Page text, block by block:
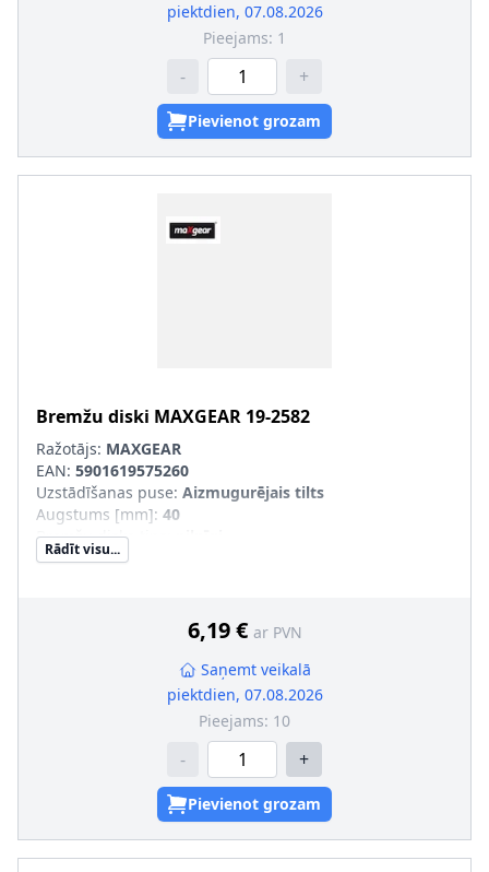
piektdien, 07.08.2026
Pieejams: 1
- +
Pievienot grozam
Bremžu diski MAXGEAR 19-2582
Ražotājs: MAXGEAR
EAN: 5901619575260
Uzstādīšanas puse: Aizmugurējais tilts
Augstums [mm]: 40
Bremžu diska tips
Bremžu diska biezums [mm]
Centrējošais diametrs [mm] : 59
Skrūvju loks-Ø [mm]:98
Rādīt visu...
6,19 € ar PVN
Saņemt veikalā
piektdien, 07.08.2026
Pieejams: 10
- +
Pievienot grozam